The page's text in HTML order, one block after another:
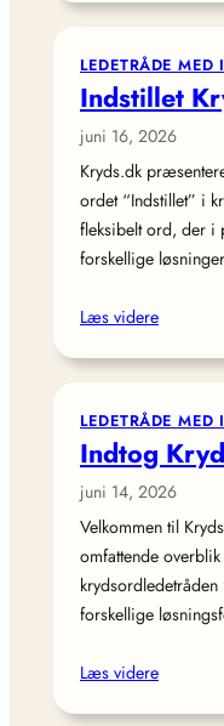
LEDETRÅDE MED I
Indstillet
juni 16, 2026
Kryds.dk
ordet “Indstillet” i
fleksibelt ord, der i
forskellige
Læs videre
LEDETRÅDE MED I
Indtog
juni 14, 2026
Velkommen til
omfattende
forskellige
Læs videre